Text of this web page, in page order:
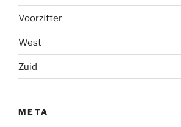
Voorzitter
West
Zuid
META